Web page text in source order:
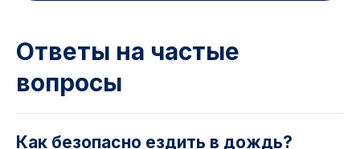
Ответы на частые
вопросы
Как безопасно ездить в дождь?